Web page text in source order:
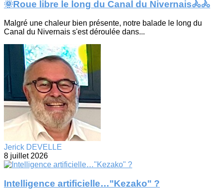
🌞Roue libre le long du Canal du Nivernais🚴🚴
Malgré une chaleur bien présente, notre balade le long du
Canal du Nivernais s'est déroulée dans...
Jerick DEVELLE
8 juillet 2026
Intelligence artificielle…"Kezako" ?